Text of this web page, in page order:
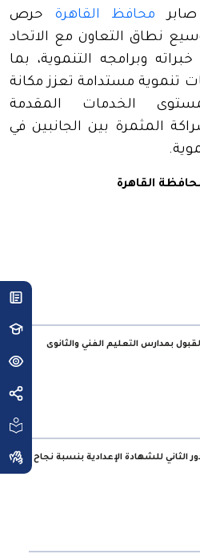
صابر محافظ القاهرة حرص
نطاق التعاون مع الاتحاد
وبرامجه التنموية، بما
تنموية مستدامة تعزز مكانة
الخدمات المقدمة
المثمرة بين الجانبين في
القاهرة
بمدارس التعليم الفني والثانوى
الثاني للشهادة الإعدادية بنسبة نجاح